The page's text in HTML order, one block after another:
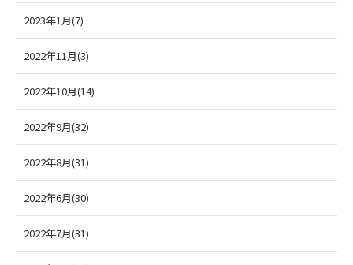
2023年1月(7)
2022年11月(3)
2022年10月(14)
2022年9月(32)
2022年8月(31)
2022年6月(30)
2022年7月(31)